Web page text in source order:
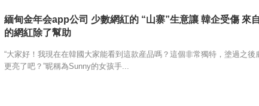
緬甸金年会app公司 少數網紅的 “山寨”生意讓 韓企受傷 來
的網紅除了幫助
“大家好！我現在在韓國大家能看到這款産品嗎？這個非常獨特，塗過之後
更亮了吧？”昵稱為Sunny的女孩手...